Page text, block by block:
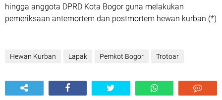
hingga anggota DPRD Kota Bogor guna melakukan
pemeriksaan antemortem dan postmortem hewan kurban.(*)
Hewan Kurban Lapak Pemkot Bogor Trotoar